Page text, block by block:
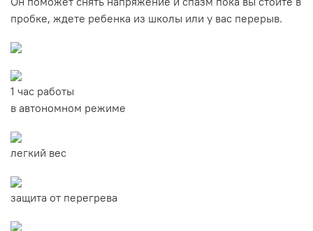
пробке, ждете ребенка из школы или у вас перерыв.
1 час работы
в автономном режиме
легкий вес
защита от перегрева